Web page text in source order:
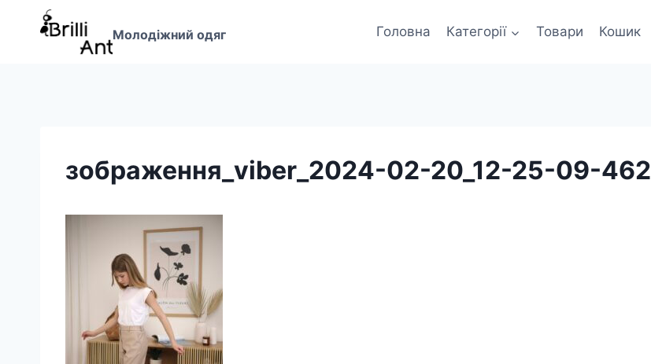
Перейти
Молодіжний одяг Головна Категорії Товари Кошик
зображення_viber_2024-02-20_12-25-09-462